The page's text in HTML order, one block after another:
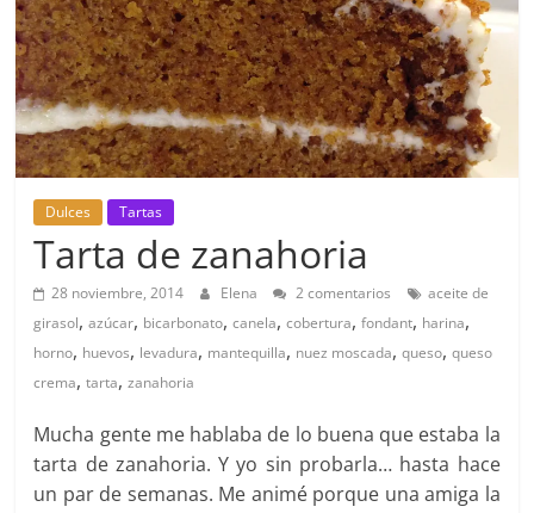
Dulces Tartas
Tarta de zanahoria
28 noviembre, 2014 Elena 2 comentarios
aceite de
girasol,azúcar, bicarbonato,canela,cobertura,fondant, harina,
horno, huevos, levadura, mantequilla, nuez moscada,queso,queso
crema,tarta,zanahoria
Mucha gente me hablaba de lo buena que estaba la
tarta de zanahoria. Y yo sin probarla… hasta hace
un par de semanas. Me animé porque una amiga la